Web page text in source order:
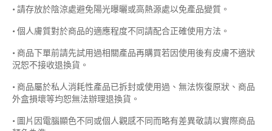
• 請存放於陰涼處避免陽光曝曬或高熱源處以免產品變質。
• 個人膚質對於商品的適應程度不同請配合正確使用方法。
• 商品下單前請先試用過相關產品再購買若因使用後有皮膚不適狀
況恕不接收退換貨。
• 商品屬於私人消耗性產品已拆封或使用過、無法恢復原狀、商品
外盒損壞等均恕無法辦理退換貨。
• 圖片因電腦顯色不同或個人觀感不同而略有差異敬請以實際商品